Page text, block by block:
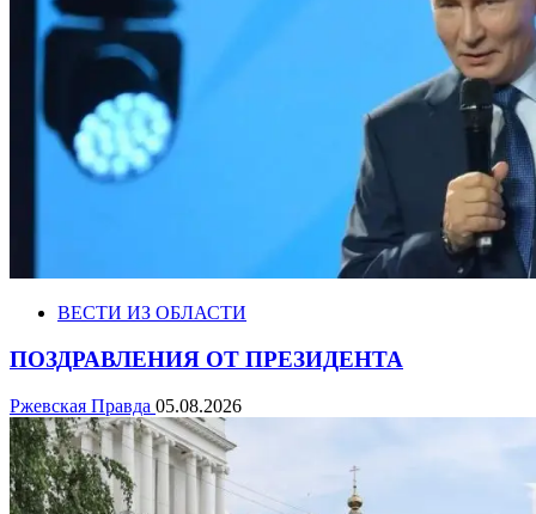
ВЕСТИ ИЗ ОБЛАСТИ
ПОЗДРАВЛЕНИЯ ОТ ПРЕЗИДЕНТА
Ржевская Правда 05.08.2026